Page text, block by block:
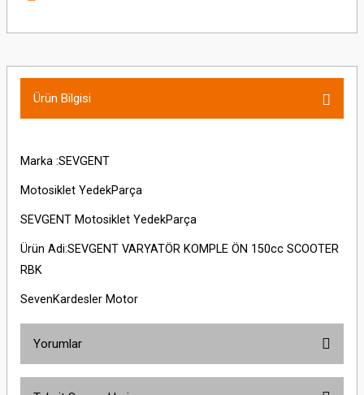
Ürün Bilgisi
Marka :SEVGENT
Motosiklet YedekParça
SEVGENT Motosiklet YedekParça
Ürün Adi:SEVGENT VARYATÖR KOMPLE ÖN 150cc SCOOTER
RBK
SevenKardesler Motor
Yorumlar